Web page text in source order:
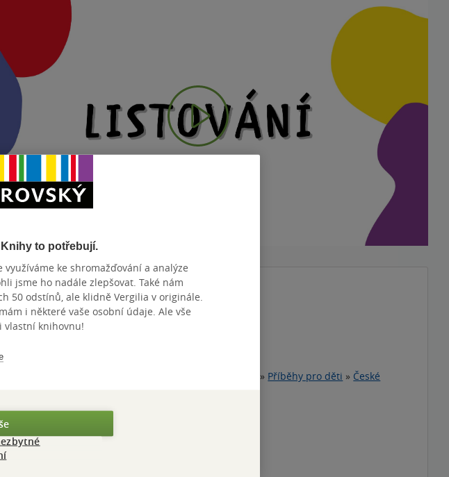
Play
Dobrodružství víly Švestky
ZE SÉRIE
Dobrodružství víly Švestky
» Příběhy pro děti » České
to potřebují.
ke shromažďování a analýze
jsme ho nadále zlepšovat. Také nám
50 odstínů, ale klidně Vergilia v originále.
i některé vaše osobní údaje. Ale vše
vlastní knihovnu!